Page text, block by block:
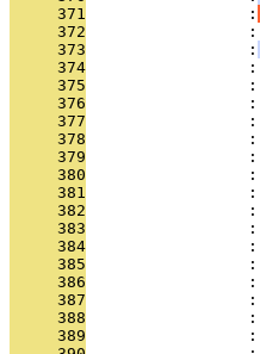
     371
                 :
     372
     373
                 :
     374
     375
     376
     377
     378
     379
     380
     381
     382
     383
     384
     385
     386
     387
     388
     389